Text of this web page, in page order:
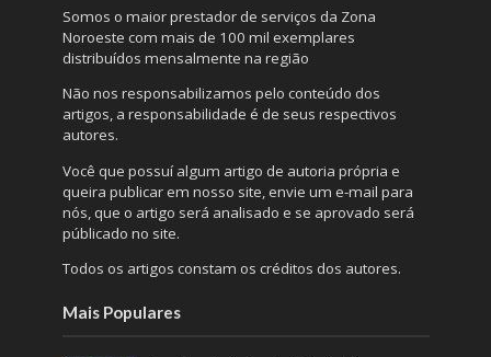
Somos o maior prestador de serviços da Zona
Noroeste com mais de 100 mil exemplares
distribuídos mensalmente na região
Não nos responsabilizamos pelo conteúdo dos
artigos, a responsabilidade é de seus respectivos
autores.
Você que possuí algum artigo de autoria própria e
queira publicar em nosso site, envie um e-mail para
nós, que o artigo será analisado e se aprovado será
públicado no site.
Todos os artigos constam os créditos dos autores.
Mais Populares